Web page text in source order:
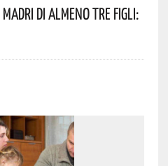
Di Almeno Tre Figli: